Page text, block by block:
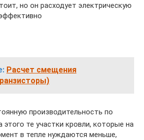
но он расходует электрическую
Расчет смещения
производительность по
этого те участки кровли, которые на
в тепле нуждаются меньше,